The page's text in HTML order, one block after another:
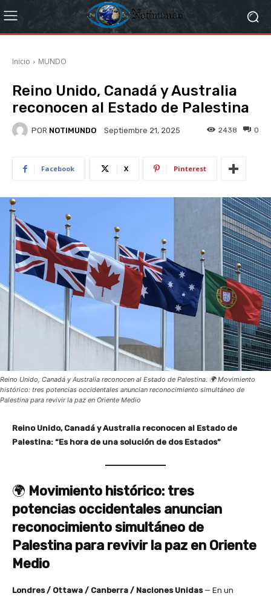
Inicio MUNDO
Reino Unido, Canadá y Australia
reconocen al Estado de Palestina
POR NOTIMUNDO Septiembre 21, 2025 0
2438
Facebook X Pinterest
Reino Unido, Canadá y Australia reconocen al Estado de Palestina. 🌍 Movimiento
histórico: tres potencias occidentales anuncian reconocimiento simultáneo de
Palestina para revivir la paz en Oriente Medio
Reino Unido, Canadá y Australia reconocen al Estado de
Palestina: “Es hora de una solución de dos Estados”
🌍 Movimiento histórico: tres
potencias occidentales anuncian
reconocimiento simultáneo de
Palestina para revivir la paz en Oriente
Medio
Londres / Ottawa / Canberra / Naciones Unidas— En un